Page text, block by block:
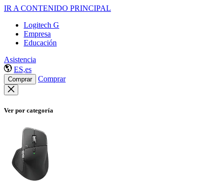
IR A CONTENIDO PRINCIPAL
Logitech G
Empresa
Educación
Asistencia
ES,es
Comprar Comprar
Ver por categoría